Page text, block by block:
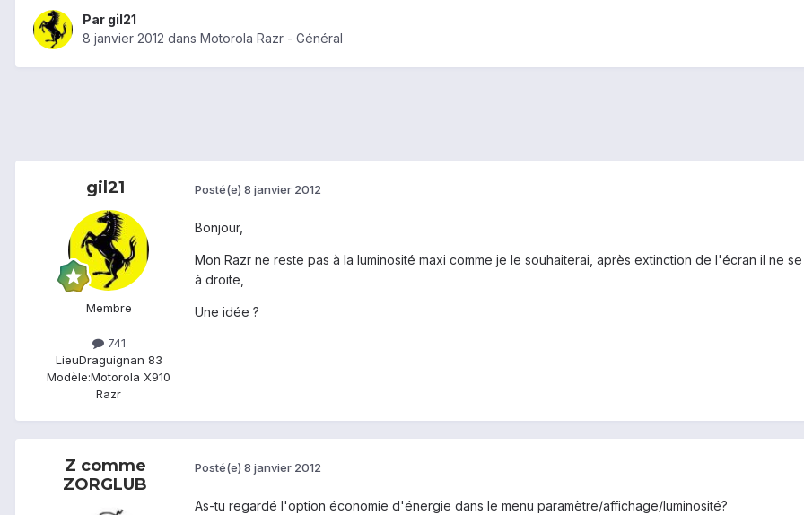
Par gil21
8 janvier 2012 dans Motorola Razr - Général
gil21
Membre
741
LieuDraguignan 83
Modèle:Motorola X910
Razr
Posté(e) 8 janvier 2012
Bonjour,
Mon Razr ne reste pas à la luminosité maxi comme je le souhaiterai, après extinction de l'écran il ne
à droite,
Une idée ?
Z comme
ZORGLUB
Posté(e) 8 janvier 2012
As-tu regardé l'option économie d'énergie dans le menu paramètre/affichage/luminosité?